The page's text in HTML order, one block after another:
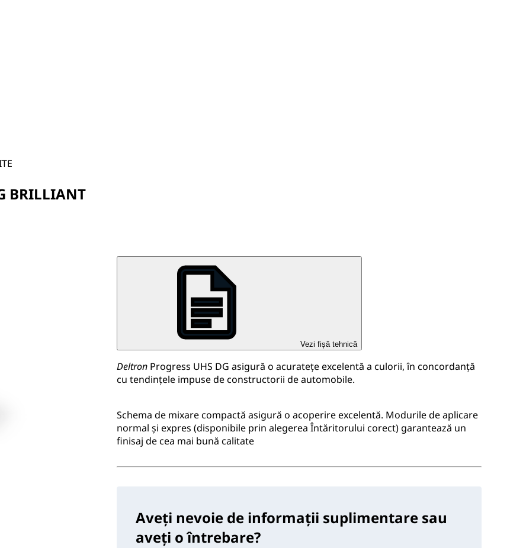
BRILLIANT
Vezi fișă tehnică
Deltron Progress UHS DG asigură o acurateţe excelentă a culorii, în concordanţă
cu tendinţele impuse de constructorii de automobile.
Schema de mixare compactă asigură o acoperire excelentă. Modurile de aplicare
normal şi expres (disponibile prin alegerea Întăritorului corect) garantează un
finisaj de cea mai bună calitate
Aveți nevoie de informații suplimentare sau
aveți o întrebare?